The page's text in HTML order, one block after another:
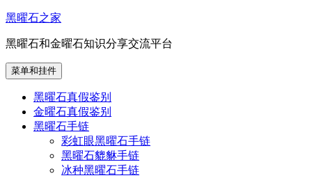
跳
内
容
黑曜石之家
黑曜石和金曜石知识分享交流平台
菜单和挂件
黑曜石真假鉴别
金曜石真假鉴别
黑曜石手链
彩虹眼黑曜石手链
黑曜石貔貅手链
冰种黑曜石手链